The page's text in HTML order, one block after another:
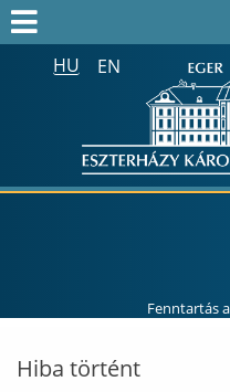
HU EN
FELVETTEK
Keresés az egész
Fenntartás
Hiba történt